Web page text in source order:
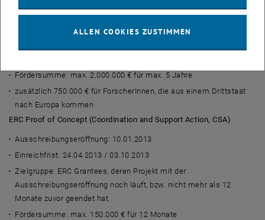
ForscherInnenkarriere konsolidieren möchten und deren
Fördersumme: max. 2.000.000 € für max. 5 Jahre
zusätzlich 750.000 € für ForscherInnen, die aus einem Drittstaat
nach Europa kommen
ERC Proof of Concept (Coordination and Support Action, CSA)
Ausschreibungseröffnung: 10.01.2013
Einreichfrist: 24.04.2013 / 03.10.2013
Zielgruppe: ERC Grantees, deren Projekt mit der
Ausschreibungseröffnung noch läuft, bzw. nicht mehr als 12
Monate zuvor geendet hat.
Fördersumme: max. 150.000 € für 12 Monate
ALLEN COOKIES ZUSTIMMEN